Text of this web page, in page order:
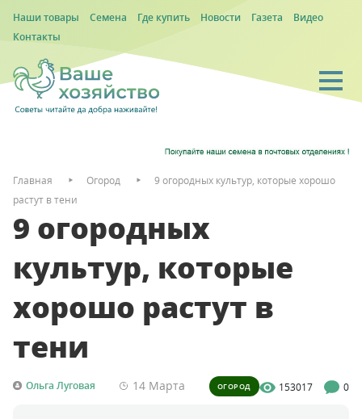
Наши товары Семена Где купить Новости Газета
Видео
Контакты
Главная Огород
9 огородных культур, которые хорошо
растут в тени
9 огородных
культур, которые
хорошо растут в
тени
Ольга Луговая 14 Марта ОГОРОД 153017 0